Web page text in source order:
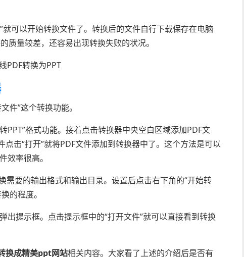
可以开始转换文件了。转换后的文件自行下载保存在电脑
质量较差，还容易出现转换失败的状况。
”这个转换功能。
格式功能。接着点击转换器中央空白区域添加PDF文
击“打开”就将PDF文件添加到转换器中了。这个方法是可以
效率很高。
要的输出格式和输出目录。设置后点击右下角的“开始转
的程度。
提示框。点击提示框中的“打开文件”就可以直接看到转换
换成精美ppt网站相关内容。大家看了上述的介绍后是否有